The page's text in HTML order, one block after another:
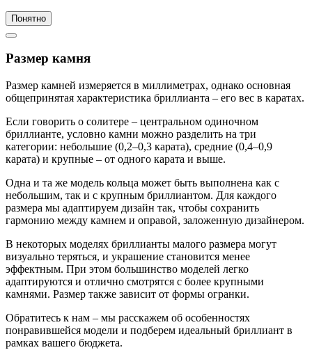
Понятно
Размер камня
Размер камней измеряется в миллиметрах, однако основная
общепринятая характеристика бриллианта – его вес в каратах.
Если говорить о солитере – центральном одиночном
бриллианте, условно камни можно разделить на три
категории: небольшие (0,2–0,3 карата), средние (0,4–0,9
карата) и крупные – от одного карата и выше.
Одна и та же модель кольца может быть выполнена как с
небольшим, так и с крупным бриллиантом. Для каждого
размера мы адаптируем дизайн так, чтобы сохранить
гармонию между камнем и оправой, заложенную дизайнером.
В некоторых моделях бриллианты малого размера могут
визуально теряться, и украшение становится менее
эффектным. При этом большинство моделей легко
адаптируются и отлично смотрятся с более крупными
камнями. Размер также зависит от формы огранки.
Обратитесь к нам – мы расскажем об особенностях
понравившейся модели и подберем идеальный бриллиант в
рамках вашего бюджета.